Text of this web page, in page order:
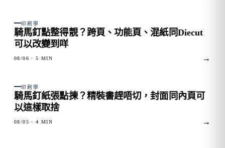
FIG. 02
印刷學
騎馬釘點整得靚？跨頁、功能頁、混紙同Diecut
可以改變到咩
08/06 · 5 MIN →
FIG. 03
印刷學
騎馬釘紙張點揀？精裝書趕唔切，封面同內頁可
以這樣取捨
08/05 · 4 MIN →